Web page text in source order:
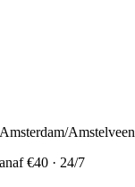
/Amstelveen
€40 · 24/7